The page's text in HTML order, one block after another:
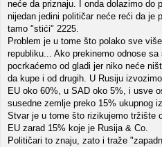
neće da priznaju. I onda dolazimo do
nijedan jedini političar neće reći da je
tamo "stići" 2225.
Problem je u tome što polako sve
republiku... Ako prekinemo odnose
pocrkaćemo od gladi jer niko neće
da kupe i od drugih. U Rusiju
EU oko 60%, u SAD oko 5%, i usve
susedne zemlje preko 15% ukupnog
Stvar je u tome što rizikujemo tržište
EU zarad 15% koje je Rusija & Co.
Političari to znaju, zato i traže